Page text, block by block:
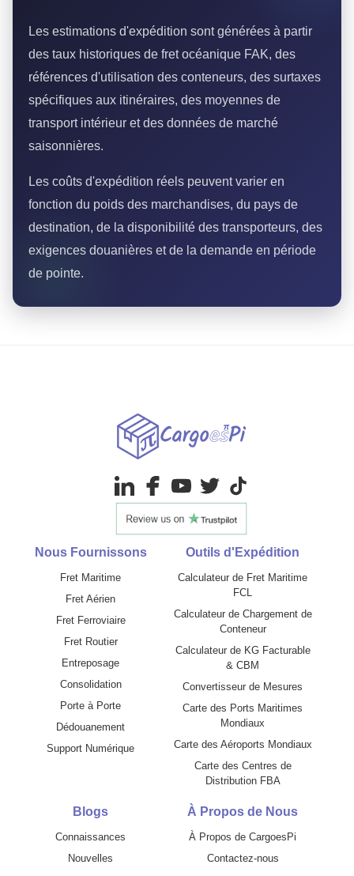
Les estimations d'expédition sont générées à partir
des taux historiques de fret océanique FAK, des
références d'utilisation des conteneurs, des surtaxes
spécifiques aux itinéraires, des moyennes de
transport intérieur et des données de marché
saisonnières.
Les coûts d'expédition réels peuvent varier en
fonction du poids des marchandises, du pays de
destination, de la disponibilité des transporteurs, des
exigences douanières et de la demande en période
de pointe.
Nous Fournissons
Fret Maritime
Fret Aérien
Fret Ferroviaire
Fret Routier
Entreposage
Consolidation
Porte à Porte
Dédouanement
Support Numérique
Outils d'Expédition
Calculateur de Fret Maritime
FCL
Calculateur de Chargement de
Conteneur
Calculateur de KG Facturable
& CBM
Convertisseur de Mesures
Carte des Ports Maritimes
Mondiaux
Carte des Aéroports Mondiaux
Carte des Centres de
Distribution FBA
Blogs
Connaissances
Nouvelles
À Propos de Nous
À Propos de CargoesPi
Contactez-nous